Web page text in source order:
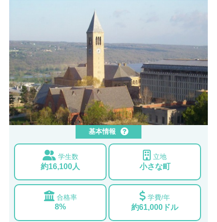
基本情報
学生数
約16,100人
立地
小さな町
合格率
8%
学費/年
約61,000ドル